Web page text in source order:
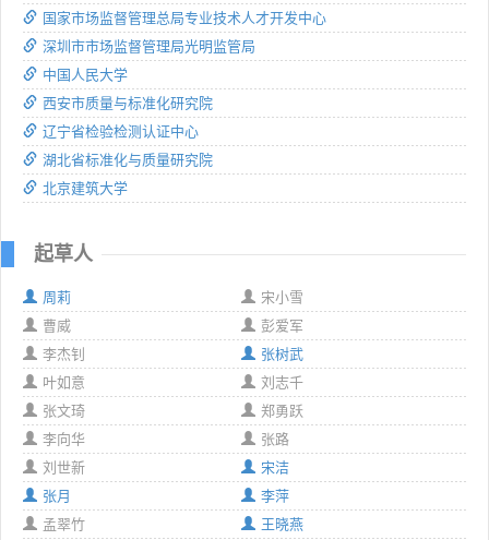
国家市场监督管理总局专业技术人才开发中心
深圳市市场监督管理局光明监管局
中国人民大学
西安市质量与标准化研究院
辽宁省检验检测认证中心
湖北省标准化与质量研究院
北京建筑大学
起草人
周莉
宋小雪
曹威
彭爱军
李杰钊
张树武
叶如意
刘志千
张文琦
郑勇跃
李向华
张路
刘世新
宋洁
张月
李萍
孟翠竹
王晓燕